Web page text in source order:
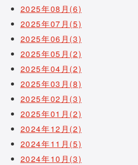
2025年08月(6)
2025年07月(5)
2025年06月(3)
2025年05月(2)
2025年04月(2)
2025年03月(8)
2025年02月(3)
2025年01月(2)
2024年12月(2)
2024年11月(5)
2024年10月(3)